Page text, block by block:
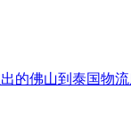
的佛山到泰国物